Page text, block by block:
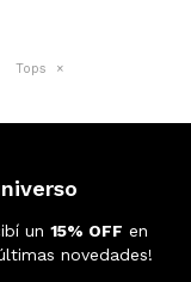
Tops
un 15% OFF en
novedades!